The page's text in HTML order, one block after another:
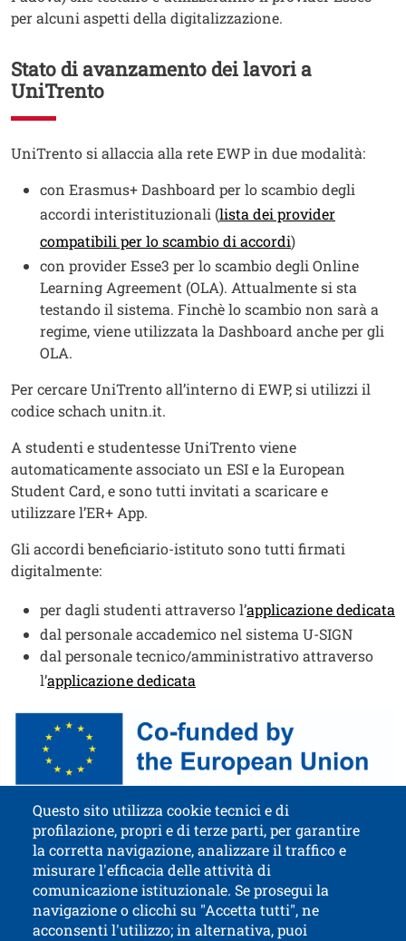
per alcuni aspetti della digitalizzazione.
Stato di avanzamento dei lavori a
UniTrento
Testo
UniTrento si allaccia alla rete EWP in due modalità:
con Erasmus+ Dashboard per lo scambio degli
accordi interistituzionali (lista dei provider
compatibili per lo scambio di accordi)
con provider Esse3 per lo scambio degli Online
Learning Agreement (OLA). Attualmente si sta
testando il sistema. Finchè lo scambio non sarà a
regime, viene utilizzata la Dashboard anche per gli
OLA.
Per cercare UniTrento all’interno di EWP, si utilizzi il
codice schach unitn.it.
A studenti e studentesse UniTrento viene
automaticamente associato un ESI e la European
Student Card, e sono tutti invitati a scaricare e
utilizzare l’ER+ App.
Gli accordi beneficiario-istituto sono tutti firmati
digitalmente:
per dagli studenti attraverso l’applicazione dedicata
dal personale accademico nel sistema U-SIGN
dal personale tecnico/amministrativo attraverso
l’applicazione dedicata
Immagine
Image
Contatti
Titolo contatti
Questo sito utilizza cookie tecnici e di
profilazione, propri e di terze parti, per garantire
la corretta navigazione, analizzare il traffico e
misurare l'efficacia delle attività di
comunicazione istituzionale. Se prosegui la
navigazione o clicchi su "Accetta tutti", ne
acconsenti l'utilizzo; in alternativa, puoi
Università di Trento
via Calepina, 14 - I-38122 Trento
P.IVA-C.F. 003​40520220